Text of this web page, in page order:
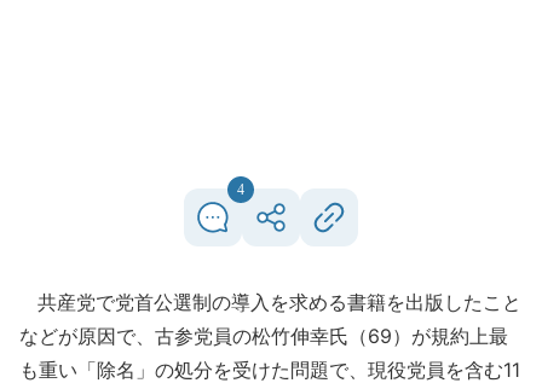
4
共産党で党首公選制の導入を求める書籍を出版したこと
などが原因で、古参党員の松竹伸幸氏（69）が規約上最
も重い「除名」の処分を受けた問題で、現役党員を含む11